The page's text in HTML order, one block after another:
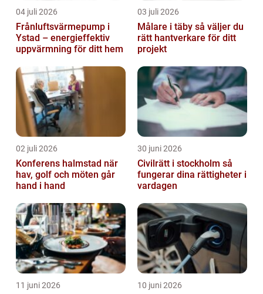
04 juli 2026
Frånluftsvärmepump i
Ystad – energieffektiv
uppvärmning för ditt hem
03 juli 2026
Målare i täby så väljer du
rätt hantverkare för ditt
projekt
02 juli 2026
Konferens halmstad när
hav, golf och möten går
hand i hand
30 juni 2026
Civilrätt i stockholm så
fungerar dina rättigheter i
vardagen
11 juni 2026 10 juni 2026